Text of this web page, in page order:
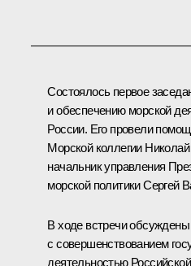
Состоялось первое
и обеспечению морской
России. Его провели
Морской коллегии
начальник управления
морской политикиСергей
В ходе встречи
с совершенствованием
деятельностью